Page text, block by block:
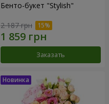
Бенто-букет "Stylish"
2 187 грн
Заказать